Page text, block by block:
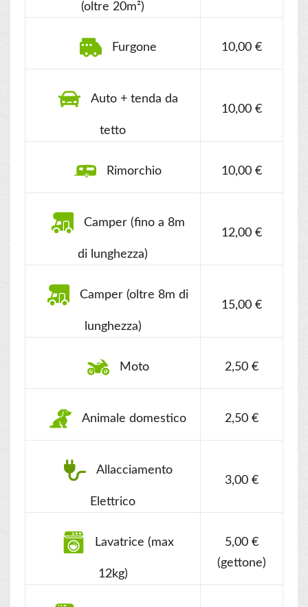
(oltre 20m²)
Furgone 10,00 €
Auto + tenda da
tetto
10,00 €
Rimorchio 10,00 €
Camper (fino a 8m
di lunghezza)
12,00 €
Camper (oltre 8m di
lunghezza)
15,00 €
Moto 2,50 €
Animale domestico 2,50 €
Allacciamento
Elettrico
3,00 €
Lavatrice (max
12kg)
5,00 €
(gettone)